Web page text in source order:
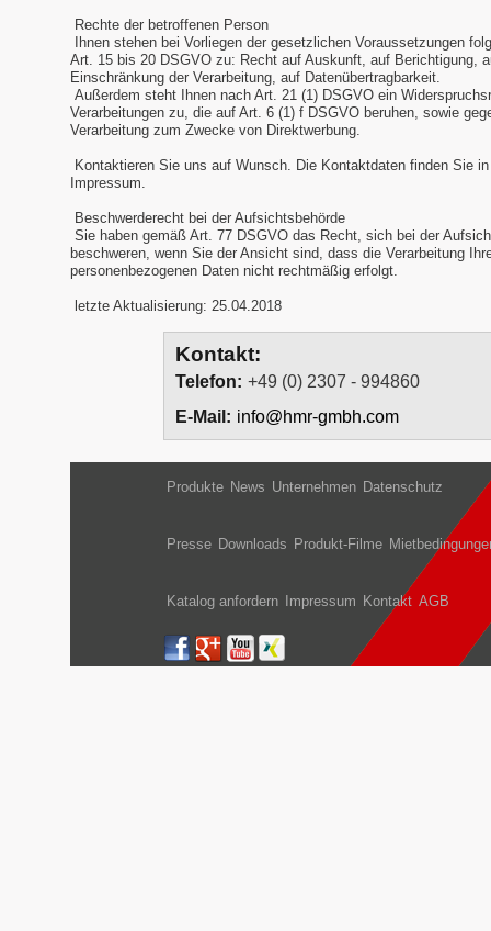
Rechte der betroffenen Person
Ihnen stehen bei Vorliegen der gesetzlichen Voraussetzungen
Art. 15 bis 20 DSGVO zu: Recht auf Auskunft, auf Berichtigung,
Einschränkung der Verarbeitung, auf Datenübertragbarkeit.
Außerdem steht Ihnen nach Art. 21 (1) DSGVO ein
Verarbeitungen zu, die auf Art. 6 (1) f DSGVO beruhen, sowie
Verarbeitung zum Zwecke von Direktwerbung.
Kontaktieren Sie uns auf Wunsch. Die Kontaktdaten finden Sie
Impressum.
Beschwerderecht bei der Aufsichtsbehörde
Sie haben gemäß Art. 77 DSGVO das Recht, sich bei der
beschweren, wenn Sie der Ansicht sind, dass die Verarbeitung
personenbezogenen Daten nicht rechtmäßig erfolgt.
letzte Aktualisierung: 25.04.2018
Kontakt:
Telefon: +49 (0) 2307 - 994860
E-Mail: info@hmr-gmbh.com
Produkte News Unternehmen Datenschutz
Presse Downloads Produkt-Filme
Katalog anfordern Impressum Kontakt AGB